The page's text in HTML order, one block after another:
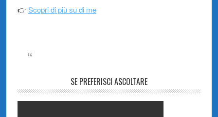
👉Scopri di più su di me
SE PREFERISCI ASCOLTARE